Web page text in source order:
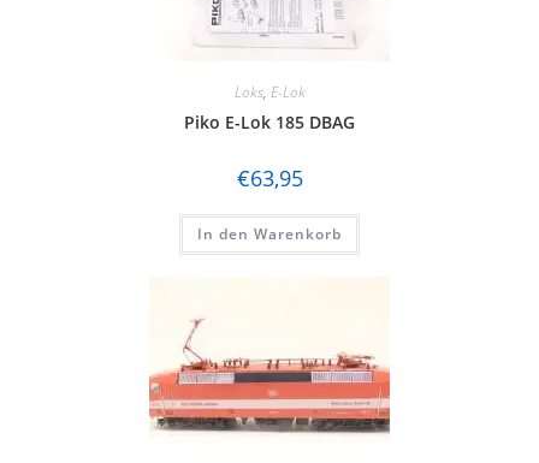
Loks, E-Lok
Piko E-Lok 185 DBAG
€63,95
In den Warenkorb